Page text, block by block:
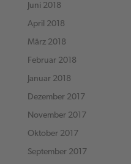
Juni 2018
April 2018
März 2018
Februar 2018
Januar 2018
Dezember 2017
November 2017
Oktober 2017
September 2017